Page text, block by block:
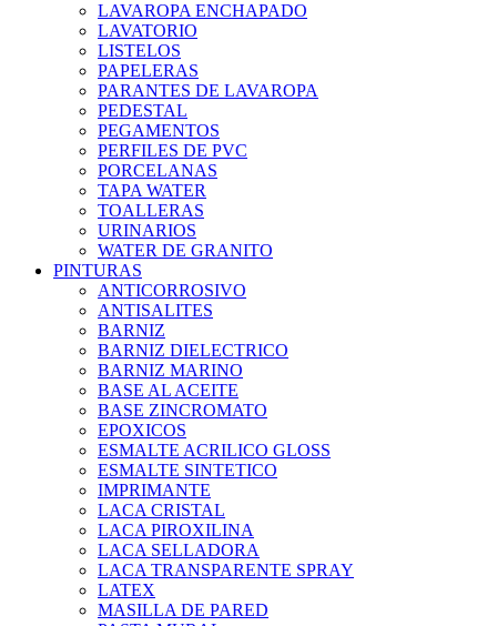
LAVAROPA ENCHAPADO
LAVATORIO
LISTELOS
PAPELERAS
PARANTES DE LAVAROPA
PEDESTAL
PEGAMENTOS
PERFILES DE PVC
PORCELANAS
TAPA WATER
TOALLERAS
URINARIOS
WATER DE GRANITO
PINTURAS
ANTICORROSIVO
ANTISALITES
BARNIZ
BARNIZ DIELECTRICO
BARNIZ MARINO
BASE AL ACEITE
BASE ZINCROMATO
EPOXICOS
ESMALTE ACRILICO GLOSS
ESMALTE SINTETICO
IMPRIMANTE
LACA CRISTAL
LACA PIROXILINA
LACA SELLADORA
LACA TRANSPARENTE SPRAY
LATEX
MASILLA DE PARED